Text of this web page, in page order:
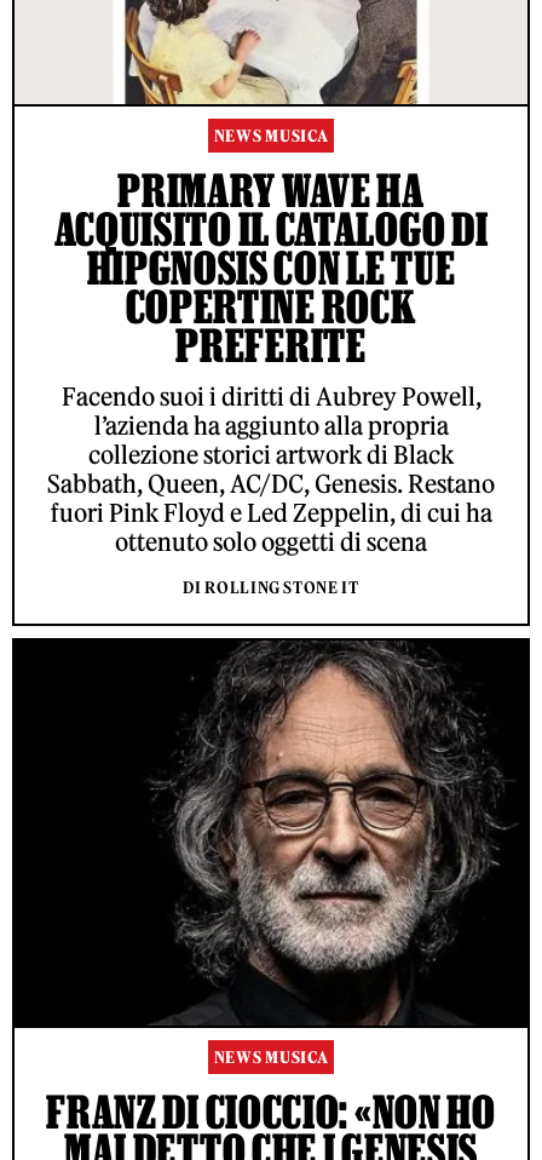
NEWS MUSICA
PRIMARY WAVE HA
ACQUISITO IL CATALOGO DI
HIPGNOSIS CON LE TUE
COPERTINE ROCK
PREFERITE
Facendo suoi i diritti di Aubrey Powell,
l’azienda ha aggiunto alla propria
collezione storici artwork di Black
Sabbath, Queen, AC/DC, Genesis. Restano
fuori Pink Floyd e Led Zeppelin, di cui ha
ottenuto solo oggetti di scena
DI ROLLING STONE IT
NEWS MUSICA
FRANZ DI CIOCCIO: «NON HO